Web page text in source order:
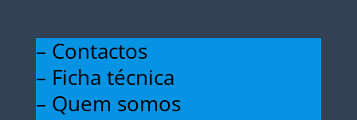
– Contactos
– Ficha técnica
– Quem somos